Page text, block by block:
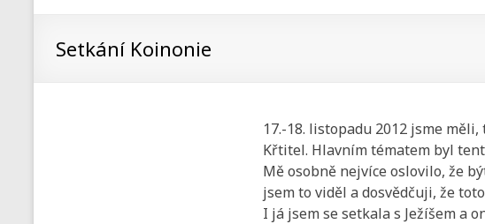
Setkání Koinonie
17.-18. listopadu 2012 jsme
Křtitel. Hlavním tématem byl
Mě osobně nejvíce oslovilo, že
jsem to viděl a dosvědčuji, že toto
I já jsem se setkala s Ježíšem a